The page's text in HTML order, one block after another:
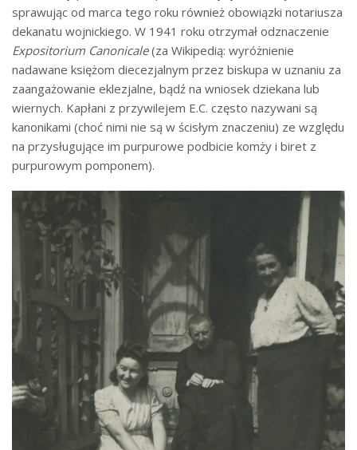
sprawując od marca tego roku również obowiązki notariusza
dekanatu wojnickiego. W 1941 roku otrzymał odznaczenie
Expositorium Canonicale(za Wikipedią: wyróżnienie
nadawane księżom diecezjalnym przez biskupa w uznaniu za
zaangażowanie eklezjalne, bądź na wniosek dziekana lub
wiernych. Kapłani z przywilejem E.C. często nazywani są
kanonikami (choć nimi nie są w ścisłym znaczeniu) ze względu
na przysługujące im purpurowe podbicie komży i biret z
purpurowym pomponem).